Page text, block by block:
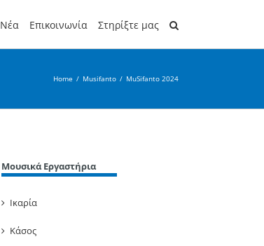
Νέα Επικοινωνία Στηρίξτε μας
Home / Musifanto / MuSifanto 2024
Μουσικά Εργαστήρια
Ικαρία
Κάσος